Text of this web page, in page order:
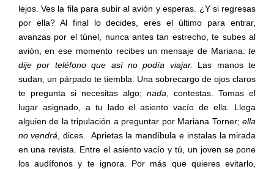
lejos. Ves la fila para subir al avión y esperas. ¿Y si regresas
por ella? Al final lo decides, eres el último para entrar,
avanzas por el túnel, nunca antes tan estrecho, te subes al
avión, en ese momento recibes un mensaje de Mariana: te
dije por teléfono que así no podía viajar. Las manos te
sudan, un párpado te tiembla. Una sobrecargo de ojos claros
te pregunta si necesitas algo;nada , contestas. Tomas el
lugar asignado, a tu lado el asiento vacío de ella. Llega
alguien de la tripulación a preguntar por Mariana Torner;ella
no vendrá , dices.
Aprietas la mandíbula e instalas la mirada
en una revista. Entre el asiento vacío y tú, un joven se pone
los audífonos y te ignora. Por más que quieres evitarlo,